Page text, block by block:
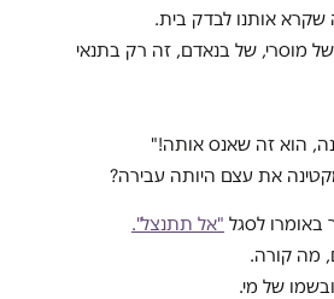
שקרא אותנו לבדק בית.
מוסרי, של בנאדם, זה רק בתנאי
הוא זה שאנס אותה!"
את עצם היותה עבירה?
באומרו לסגל "אל תתנצל".
מה קורה.
של מי.